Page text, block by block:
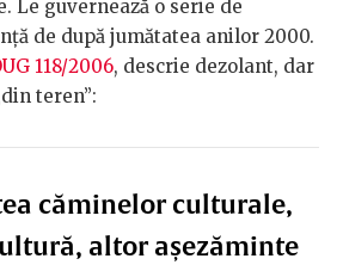
Le guvernează o serie de
de după jumătatea anilor 2000.
118/2006, descrie dezolant, dar
teren”:
căminelor culturale,
altor așezăminte